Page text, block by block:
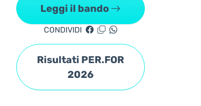
Leggi il bando
CONDIVIDI
Risultati PER.FOR
2026